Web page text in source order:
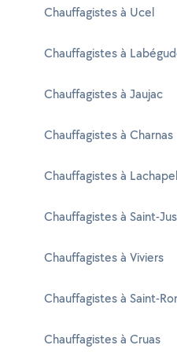
Chauffagistes à Ucel
Chauffagistes à
Chauffagistes à Jaujac
Chauffagistes à Charnas
Chauffagistes à
Chauffagistes à Saint-
Chauffagistes à Viviers
Chauffagistes à Saint-
Chauffagistes à Cruas